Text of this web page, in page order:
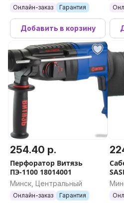
Онлайн-заказ Гарантия
Добавить в корзину
254.40 р.
Перфоратор Витязь
ПЭ-1100 18014001
Минск, Центральный
Онлайн-заказ Гарантия